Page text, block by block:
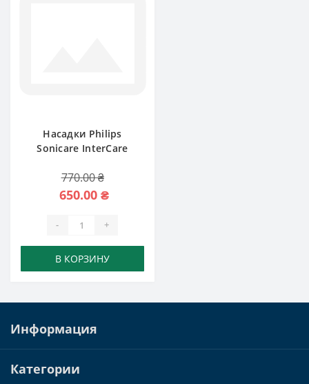
Насадки Philips
Sonicare InterCare
770.00 ₴
650.00 ₴
- +
В КОРЗИНУ
Информация
Категории